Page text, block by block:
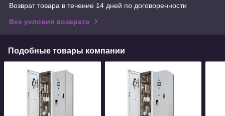
Возврат товара в течение 14 дней по договоренности
Все условия возврата
Подобные товары компании